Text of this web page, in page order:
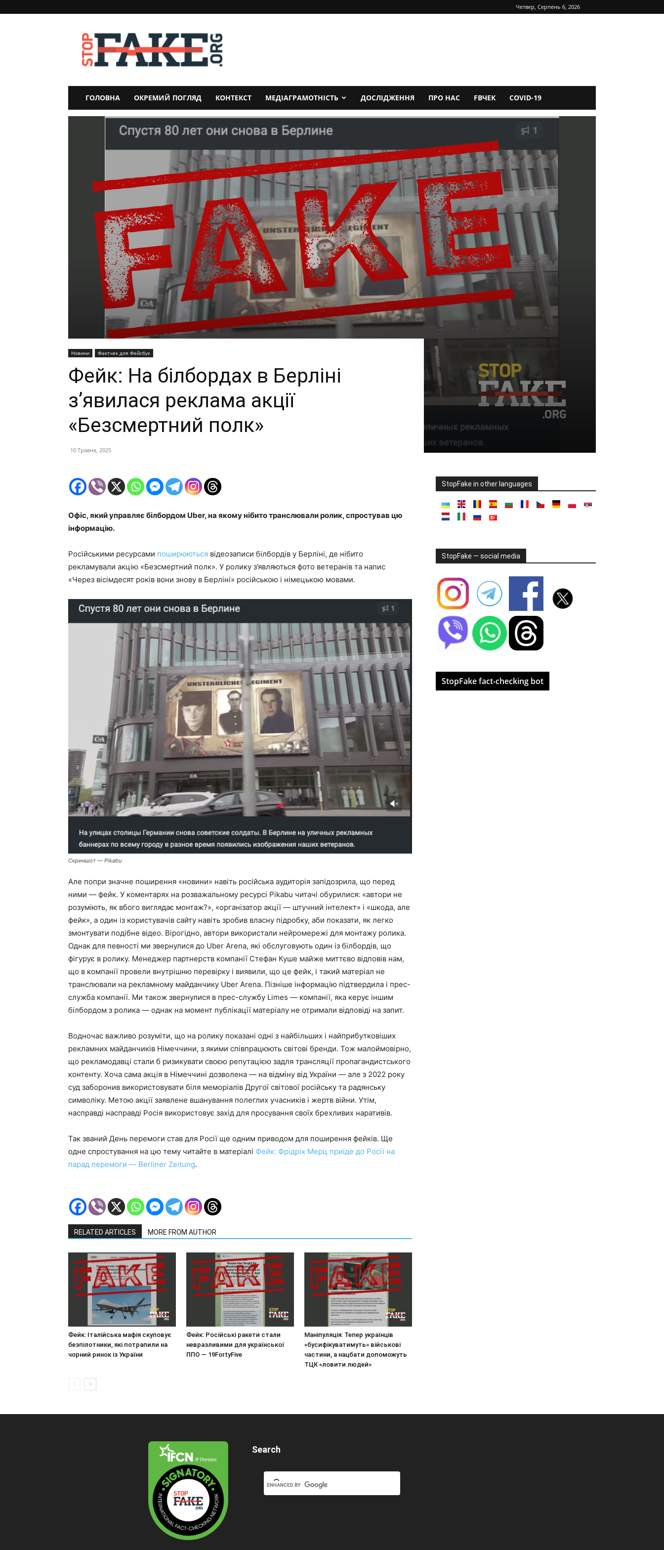
Четвер, Серпень 6, 2026
StopFake
ГОЛОВНА ОКРЕМИЙ ПОГЛЯД КОНТЕКСТ МЕДІАГРАМОТНІСТЬ ДОСЛІДЖЕННЯ ПРО НАС FBЧЕК COVID-19
Новини Фактчек для Фейсбук
Фейк: На білбордах в Берліні
з’явилася реклама акції
«Безсмертний полк»
10 Травня, 2025
Офіс, який управляє білбордом Uber, на якому нібито транслювали ролик, спростував цю
інформацію.
Російськими ресурсами поширюються відеозаписи білбордів у Берліні, де нібито
рекламували акцію «Безсмертний полк». У ролику з’являються фото ветеранів та напис
«Через вісімдесят років вони знову в Берліні» російською і німецькою мовами.
Скриншот — Pikabu
Але попри значне поширення «новини» навіть російська аудиторія запідозрила, що перед
ними — фейк. У коментарях на розважальному ресурсі Pikabu читачі обурилися: «автори не
розуміють, як вбого виглядає монтаж?», «організатор акції — штучний інтелект» і «шкода, але
фейк», а один із користувачів сайту навіть зробив власну підробку, аби показати, як легко
змонтувати подібне відео. Вірогідно, автори використали нейромережі для монтажу ролика.
Однак для певності ми звернулися до Uber Arena, які обслуговують один із білбордів, що
фігурує в ролику. Менеджер партнерств компанії Стефан Куше майже миттєво відповів нам,
що в компанії провели внутрішню перевірку і виявили, що це фейк, і такий матеріал не
транслювали на рекламному майданчику Uber Arena. Пізніше інформацію підтвердила і прес-
служба компанії. Ми також звернулися в прес-службу Limes — компанії, яка керує іншим
білбордом з ролика — однак на момент публікації матеріалу не отримали відповіді на запит.
Водночас важливо розуміти, що на ролику показані одні з найбільших і найприбутковіших
рекламних майданчиків Німеччини, з якими співпрацюють світові бренди. Тож малоймовірно,
що рекламодавці стали б ризикувати своєю репутацією задля трансляції пропагандистського
контенту. Хоча сама акція в Німеччині дозволена — на відміну від України — але з 2022 року
суд заборонив використовувати біля меморіалів Другої світової російську та радянську
символіку. Метою акції заявлене вшанування полеглих учасників і жертв війни. Утім,
насправді насправді Росія використовує захід для просування своїх брехливих наративів.
Так званий День перемоги став для Росії ще одним приводом для поширення фейків. Ще
одне спростування на цю тему читайте в матеріалі Фейк: Фрідріх Мерц приїде до Росії на
парад перемоги — Berliner Zeitung.
RELATED ARTICLES MORE FROM AUTHOR
Фейк: Італійська мафія скуповує
безпілотники, які потрапили на
чорний ринок із України
Фейк: Російські ракети стали
невразливими для української
ППО — 19FortyFive
Маніпуляція: Тепер українців
«бусифікуватимуть» військові
частини, а нацбати допоможуть
ТЦК «ловити людей»
StopFake in other languages
StopFake — social media
StopFake fact-checking bot
Search